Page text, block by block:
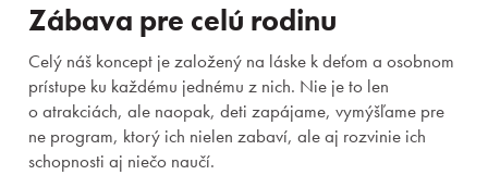
Zábava pre celú rodinu
Celý náš koncept je založený na láske k deťom a osobnom
prístupe ku každému jednému z nich. Nie je to len
o atrakciách, ale naopak, deti zapájame, vymýšľame pre
ne program, ktorý ich nielen zabaví, ale aj rozvinie ich
schopnosti aj niečo naučí.